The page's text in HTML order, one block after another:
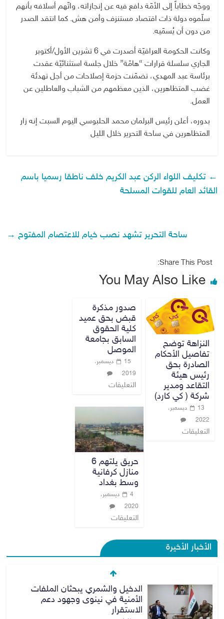
ووجّه خطاباً إلى الأمّة دافع فيه عن إنجازاته، واتّهم أسلافه بأنهم
سلّموه دولة ذات اقتصاد مستنزف وأمن هش. كما انتقد الصدر
من دون أن يُسمّيه.
وكانت الحكومة العراقيّة أصدرت في 6 تشرين الأول/أكتوبر
الجاري سلسلة قرارات “هامّة” خلال جلسة استثنائيّة عقدت
برئاسة عبد المهدي، تضمّنت حزمة إصلاحات من أجل تهدئة
غضب المتظاهرين، الذين معظمهم من الشباب والعاطلين عن
العمل.
بدوره، أعلن رئيس البرلمان محمد الحلبوسي اليوم السبت إنه زار
المتظاهرين في ساحة التحرير خلال الليل
← تكليف اللواء الركن عبد الكريم خلف ناطقا رسميا باسم
القائد العام للقوات المسلحة
ساحة التحرير تشهد نصب خيام للاعتصام المفتوح →
Share This Post:
You May Also Like
النزاهة توضح
تفاصيل الأحكام
الصادرة بحق
رئيس هيئة
التقاعد ومدير
شركة ( كي كارد)
13 ديسمبر،
2022
التعليقات
صدور مذكرة
قبض بحق عميد
كلية الحقوق
السابق بجامعة
الموصل
15 ديسمبر،
2019
التعليقات
حريق يلتهم 6
منازل كرفانية
وسط بغداد
4 ديسمبر،
2020
التعليقات
الأخبار الأخيرة
الدخيل والشمري يبحثان الملفات
الأمنية في نينوى وجهود دعم
الاستقرار